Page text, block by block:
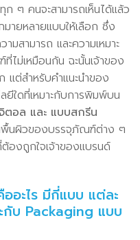
ๆ คนจะสามารถเห็นได้แล้ว
ายหลายแบบให้เลือก ซึ่ง
สามารถ และความเหมาะ
ม่เหมือนกัน ฉะนั้นเจ้าของ
แต่สำหรับคำแนะนำของ
ยีใดที่เหมาะกับการพิมพ์บน
ตอล และ แบบสกรีน
พื้นผิวของบรรจุภัณฑ์ต่าง ๆ
องถูกใจเจ้าของแบรนด์
อะไร มีกี่แบบ แต่ละ
กับ Packaging แบบ